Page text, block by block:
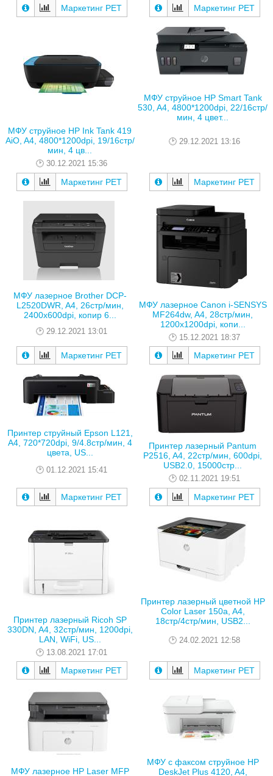
Маркетинг РЕТ Маркетинг РЕТ
МФУ струйное HP Ink Tank 419
AiO, A4, 4800*1200dpi, 19/16стр/
мин, 4 цв...
30.12.2021 15:36
Маркетинг РЕТ
МФУ струйное HP Smart Tank
530, A4, 4800*1200dpi, 22/16стр/
мин, 4 цвет...
29.12.2021 13:16
Маркетинг РЕТ
МФУ лазерное Brother DCP-
L2520DWR, A4, 26стр/мин,
2400х600dpi, копир 6...
29.12.2021 13:01
Маркетинг РЕТ
МФУ лазерное Canon i-SENSYS
MF264dw, A4, 28стр/мин,
1200х1200dpi, копи...
15.12.2021 18:37
Маркетинг РЕТ
Принтер струйный Epson L121,
A4, 720*720dpi, 9/4.8стр/мин, 4
цвета, US...
01.12.2021 15:41
Маркетинг РЕТ
Принтер лазерный Pantum
P2516, A4, 22стр/мин, 600dpi,
USB2.0, 15000стр...
02.11.2021 19:51
Маркетинг РЕТ
Принтер лазерный Ricoh SP
330DN, A4, 32стр/мин, 1200dpi,
LAN, WiFi, US...
13.08.2021 17:01
Маркетинг РЕТ
Принтер лазерный цветной HP
Color Laser 150a, A4,
18стр/4стр/мин, USB2...
24.02.2021 12:58
Маркетинг РЕТ
МФУ лазерное HP Laser MFP
МФУ с факсом струйное HP
DeskJet Plus 4120, A4,